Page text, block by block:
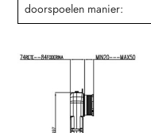
doorspoelen manier: